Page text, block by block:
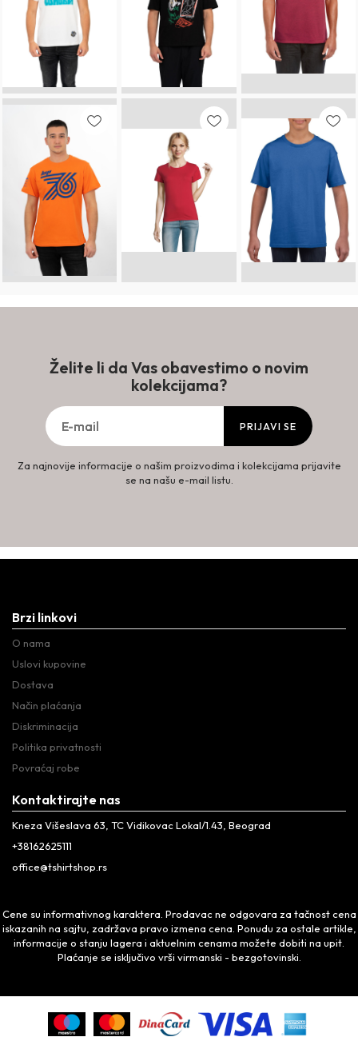
Želite li da Vas obavestimo o novim
kolekcijama?
PRIJAVI SE
Za najnovije informacije o našim proizvodima i kolekcijama prijavite
se na našu e-mail listu.
Brzi linkovi
O nama
Uslovi kupovine
Dostava
Način plaćanja
Diskriminacija
Politika privatnosti
Povraćaj robe
Kontaktirajte nas
Kneza Višeslava 63, TC Vidikovac Lokal/1.43, Beograd
+38162625111
office@tshirtshop.rs
Cene su informativnog karaktera. Prodavac ne odgovara za tačnost cena
iskazanih na sajtu, zadržava pravo izmena cena. Ponudu za ostale artikle,
informacije o stanju lagera i aktuelnim cenama možete dobiti na upit.
Plaćanje se isključivo vrši virmanski - bezgotovinski.